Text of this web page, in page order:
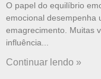
O papel do equilíbrio
emocional desempenha
emagrecimento. Muitas
influência
Continuar lendo »